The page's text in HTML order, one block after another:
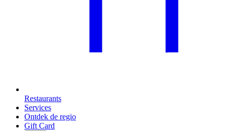
Restaurants
Services
Ontdek de regio
Gift Card